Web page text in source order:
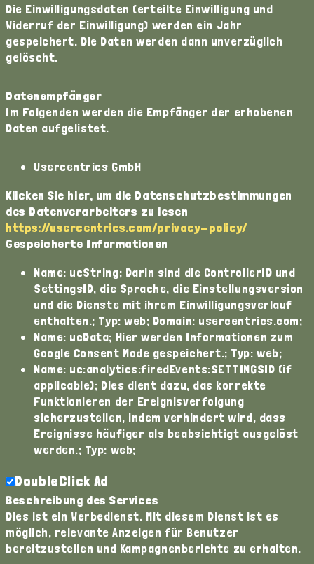
Die Einwilligungsdaten (erteilte Einwilligung und
Widerruf der Einwilligung) werden ein Jahr
gespeichert. Die Daten werden dann unverzüglich
gelöscht.
Datenempfänger
Im Folgenden werden die Empfänger der erhobenen
Daten aufgelistet.
Usercentrics GmbH
Klicken Sie hier, um die Datenschutzbestimmungen
des Datenverarbeiters zu lesen
https://usercentrics.com/privacy-policy/
Gespeicherte Informationen
Name: ucString; Darin sind die ControllerID und
SettingsID, die Sprache, die Einstellungsversion
und die Dienste mit ihrem Einwilligungsverlauf
enthalten.; Typ: web; Domain: usercentrics.com;
Name: ucData; Hier werden Informationen zum
Google Consent Mode gespeichert.; Typ: web;
Name: uc:analytics:firedEvents:SETTINGSID (if
applicable); Dies dient dazu, das korrekte
Funktionieren der Ereignisverfolgung
sicherzustellen, indem verhindert wird, dass
Ereignisse häufiger als beabsichtigt ausgelöst
werden.; Typ: web;
DoubleClick Ad
Beschreibung des Services
Dies ist ein Werbedienst. Mit diesem Dienst ist es
möglich, relevante Anzeigen für Benutzer
bereitzustellen und Kampagnenberichte zu erhalten.